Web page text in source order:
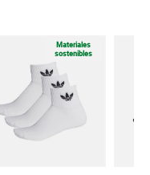
Materiales
sostenibles